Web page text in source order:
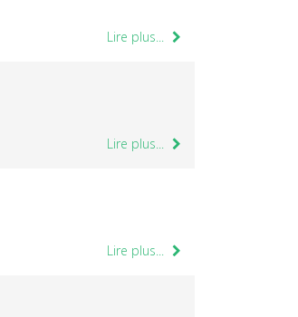
Lire plus...
Lire plus...
Lire plus...